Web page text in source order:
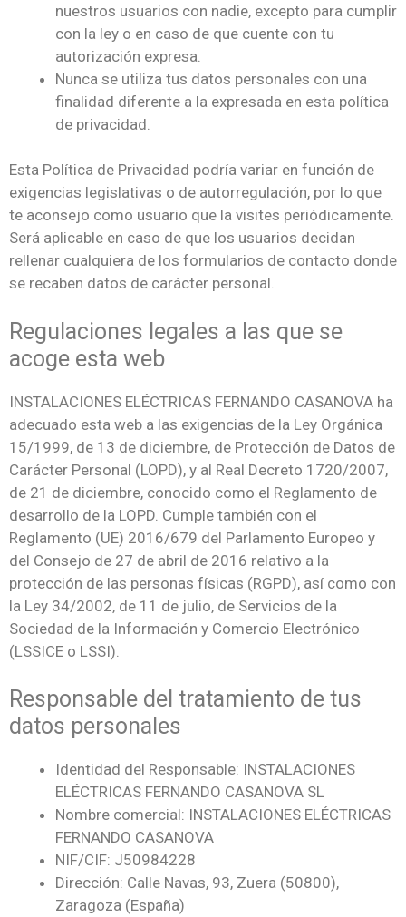
nuestros usuarios con nadie, excepto para cumplir
con la ley o en caso de que cuente con tu
autorización expresa.
Nunca se utiliza tus datos personales con una
finalidad diferente a la expresada en esta política
de privacidad.
Esta Política de Privacidad podría variar en función de
exigencias legislativas o de autorregulación, por lo que
te aconsejo como usuario que la visites periódicamente.
Será aplicable en caso de que los usuarios decidan
rellenar cualquiera de los formularios de contacto donde
se recaben datos de carácter personal.
Regulaciones legales a las que se
acoge esta web
INSTALACIONES ELÉCTRICAS FERNANDO CASANOVA ha
adecuado esta web a las exigencias de la Ley Orgánica
15/1999, de 13 de diciembre, de Protección de Datos de
Carácter Personal (LOPD), y al Real Decreto 1720/2007,
de 21 de diciembre, conocido como el Reglamento de
desarrollo de la LOPD. Cumple también con el
Reglamento (UE) 2016/679 del Parlamento Europeo y
del Consejo de 27 de abril de 2016 relativo a la
protección de las personas físicas (RGPD), así como con
la Ley 34/2002, de 11 de julio, de Servicios de la
Sociedad de la Información y Comercio Electrónico
(LSSICE o LSSI).
Responsable del tratamiento de tus
datos personales
Identidad del Responsable: INSTALACIONES
ELÉCTRICAS FERNANDO CASANOVA SL
Nombre comercial: INSTALACIONES ELÉCTRICAS
FERNANDO CASANOVA
NIF/CIF: J50984228
Dirección: Calle Navas, 93, Zuera (50800),
Zaragoza (España)